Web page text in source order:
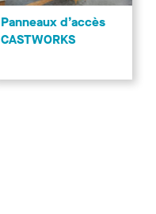
Panneaux d’accès
CASTWORKS